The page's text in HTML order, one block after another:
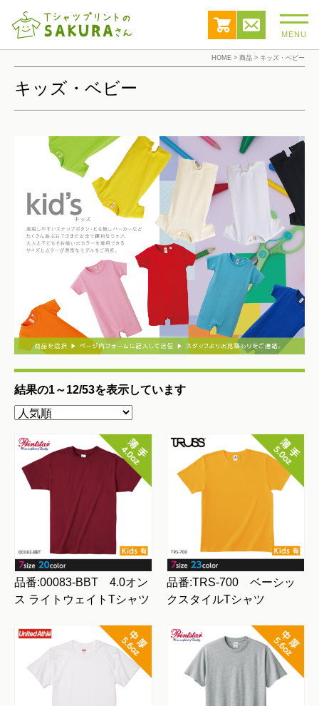
MENU
HOME > 商品 > キッズ・ベビー
キッズ・ベビー
結果の1～12/53を表示しています
品番:00083-BBT 4.0オン
ス ライトウェイトTシャツ
品番:TRS-700 ベーシッ
クスタイルTシャツ